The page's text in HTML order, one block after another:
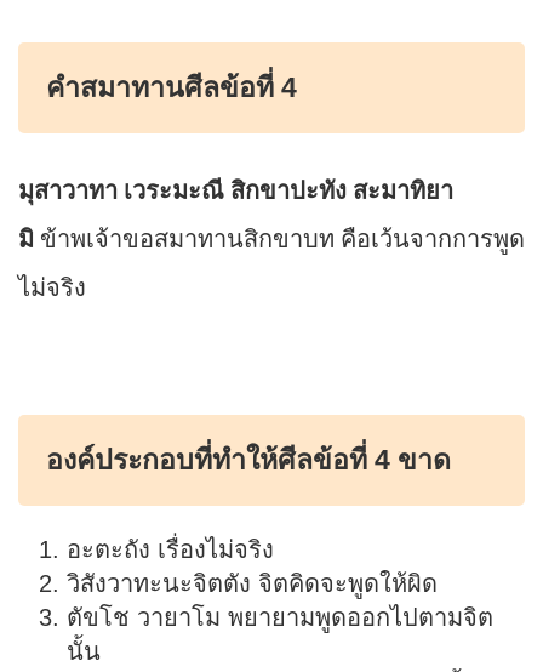
คำสมาทานศีลข้อที่ 4
มุสาวาทา เวระมะณี สิกขาปะทัง สะมาทิยา
มิ ข้าพเจ้าขอสมาทานสิกขาบท คือเว้นจากการพูด
ไม่จริง
องค์ประกอบที่ทำให้ศีลข้อที่ 4 ขาด
อะตะถัง เรื่องไม่จริง
วิสังวาทะนะจิตตัง จิตคิดจะพูดให้ผิด
ตัขโช วายาโม พยายามพูดออกไปตามจิต
นั้น